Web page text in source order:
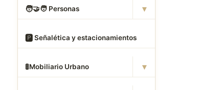
🧑‍🤝‍🧑 Personas ▾
🅿️ Señalética y estacionamientos
🚦Mobiliario Urbano ▾